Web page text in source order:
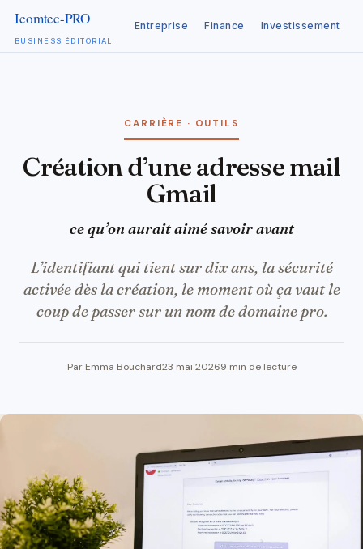
BUSINESS ÉDITORIAL
Entreprise Finance Investissement
CARRIÈRE · OUTILS
Création d’une adresse mail
Gmail
ce qu’on aurait aimé savoir avant
L’identifiant qui tient sur dix ans, la sécurité
activée dès la création, le moment où ça vaut le
coup de passer sur un nom de domaine pro.
Par Emma Bouchard23 mai 20269 min de lecture